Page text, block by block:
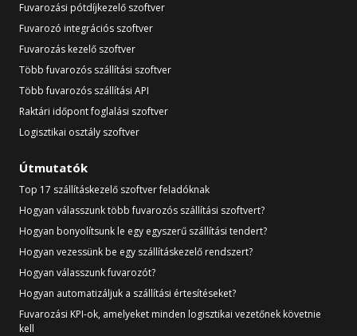
Fuvarozási pótdíjkezelő szoftver
Fuvarozó integrációs szoftver
Fuvarozás kezelő szoftver
Több fuvarozós szállítási szoftver
Több fuvarozós szállítási API
Raktári időpont foglalási szoftver
Logisztikai osztály szoftver
Útmutatók
Top 17 szállításkezelő szoftver feladóknak
Hogyan válasszunk több fuvarozós szállítási szoftvert?
Hogyan bonyolítsunk le egy egyszerű szállítási tendert?
Hogyan vezessünk be egy szállításkezelő rendszert?
Hogyan válasszunk fuvarozót?
Hogyan automatizáljuk a szállítási értesítéseket?
Fuvarozási KPI-ok, amelyeket minden logisztikai vezetőnek követnie
kell